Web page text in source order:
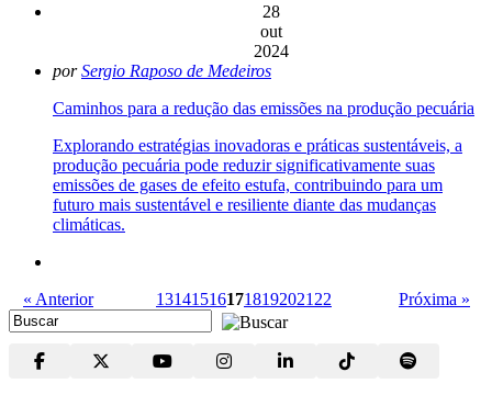
28
out
2024
porSergio Raposo de Medeiros
Caminhos para a redução das emissões na produção pecuária
Explorando estratégias inovadoras e práticas sustentáveis, a
produção pecuária pode reduzir significativamente suas
emissões de gases de efeito estufa, contribuindo para um
futuro mais sustentável e resiliente diante das mudanças
climáticas.
« Anterior 131415161718192021 22 Próxima »